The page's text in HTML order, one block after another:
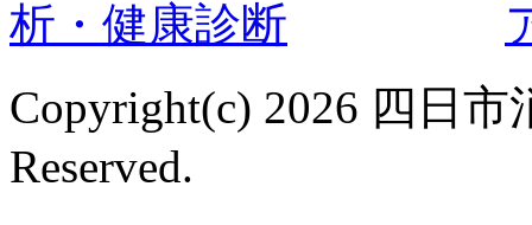
Copyright(c) 2026 四日
Reserved.